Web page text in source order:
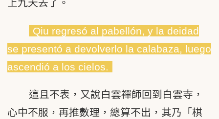
上九天去了。
Qiu regresó al pabellón, y la deidad
se presentó a devolverlo la calabaza, luego
ascendió a los cielos.
這且不表，又說白雲禪師回到白雲寺，
心中不服，再推數理，總算不出，其乃「棋